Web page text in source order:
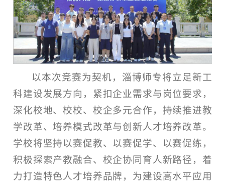
以本次竞赛为契机，淄博师专将立足新工
科建设发展方向，紧扣企业需求与岗位要求，
深化校地、校校、校企多元合作，持续推进教
学改革、培养模式改革与创新人才培养改革。
学校将坚持以赛促教、以赛促学、以赛促练，
积极探索产教融合、校企协同育人新路径，着
力打造特色人才培养品牌，为建设高水平应用